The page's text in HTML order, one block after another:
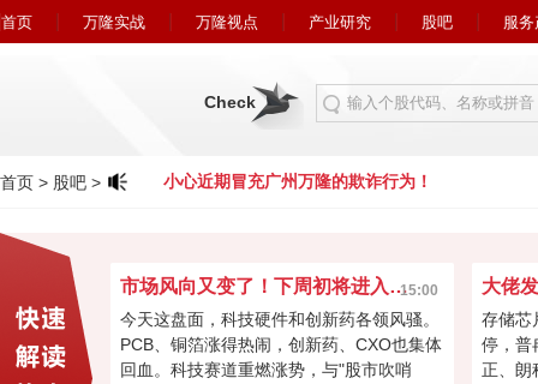
首页 万隆实战 万隆视点 产业研究 股吧 服
Check
首页 > 股吧 >
诈行为！ 小心近期冒充广州万隆的欺诈行为！
市场风向又变了！下周初将进入关键窗口？15:00
今天这盘面，科技硬件和创新药各领风骚。
PCB、铜箔涨得热闹，创新药、CXO也集体
回血。科技赛道重燃涨势，与"股市吹哨
存储芯
停，普
正、朗